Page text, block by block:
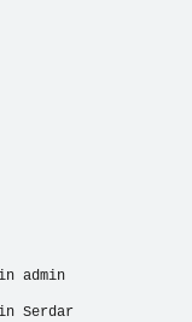
admin
Serdar